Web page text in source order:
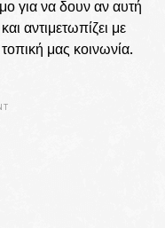
για να δουν αν αυτή
αντιμετωπίζει με
μας κοινωνία.